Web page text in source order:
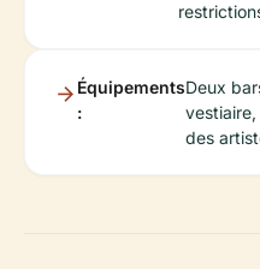
Équipements
:
Deux
des